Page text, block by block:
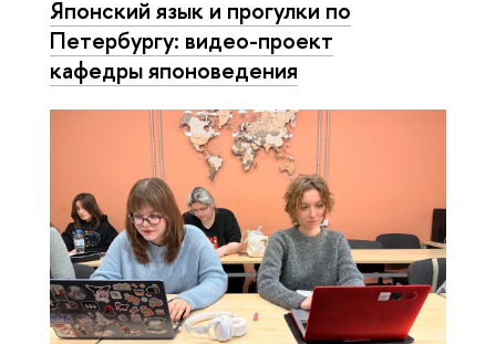
Японский язык и прогулки по
Петербургу: видео-проект
кафедры японоведения